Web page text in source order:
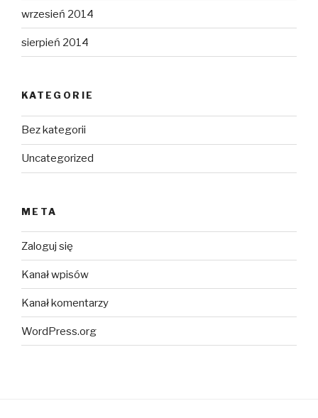
wrzesień 2014
sierpień 2014
KATEGORIE
Bez kategorii
Uncategorized
META
Zaloguj się
Kanał wpisów
Kanał komentarzy
WordPress.org